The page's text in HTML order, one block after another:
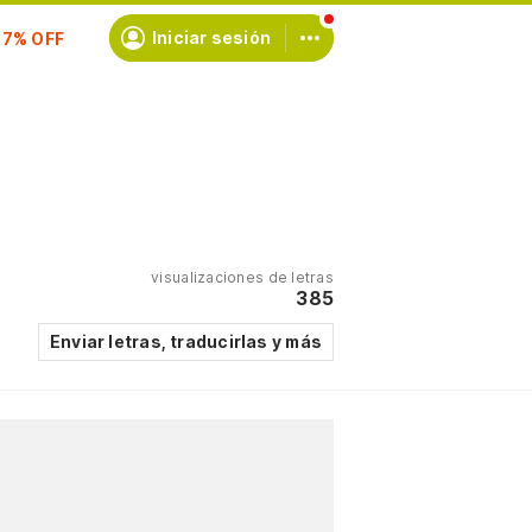
Iniciar sesión
visualizaciones de letras
385
Enviar letras, traducirlas y más